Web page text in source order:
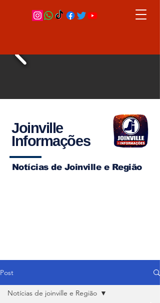
Joinville
Informações
Notícias de Joinville e Região
Post
Notícias de joinville e Região